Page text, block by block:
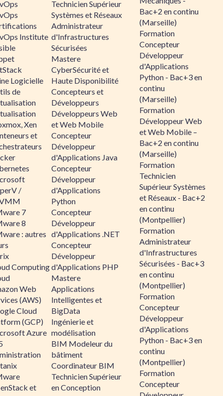
Institute
Logicielle
de
Xen
et
/
7
8
: autres
Computing
Web
(AWS)
Cloud
(GCP)
Azure
et
Technicien Supérieur
Systèmes et Réseaux
Administrateur
d'Infrastructures
Sécurisées
Mastere
CyberSécurité et
Haute Disponibilité
Concepteurs et
Développeurs
Développeurs Web
et Web Mobile
Concepteur
Développeur
d'Applications Java
Concepteur
Développeur
d'Applications
Python
Concepteur
Développeur
d'Applications .NET
Concepteur
Développeur
d'Applications PHP
Mastere
Applications
Intelligentes et
BigData
Ingénierie et
modélisation
BIM Modeleur du
bâtiment
Coordinateur BIM
Technicien Supérieur
en Conception
Bac+2 en continu
(Marseille)
Formation
Concepteur
Développeur
d'Applications
Python - Bac+3 en
continu
(Marseille)
Formation
Développeur Web
et Web Mobile –
Bac+2 en continu
(Marseille)
Formation
Technicien
Supérieur Systèmes
et Réseaux - Bac+2
en continu
(Montpellier)
Formation
Administrateur
d'Infrastructures
Sécurisées - Bac+3
en continu
(Montpellier)
Formation
Concepteur
Développeur
d'Applications
Python - Bac+3 en
continu
(Montpellier)
Formation
Concepteur